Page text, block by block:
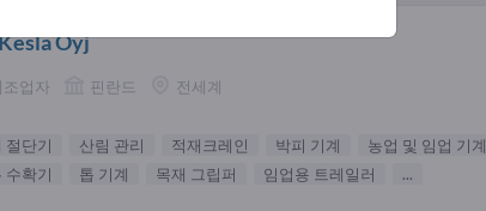
Oyj
조업자 핀란드 전세계
절단기 산림 관리 적재크레인 박피 기계
농업 및 임업 기계
수확기
톱 기계 목재 그립퍼 임업용 트레일러 ...